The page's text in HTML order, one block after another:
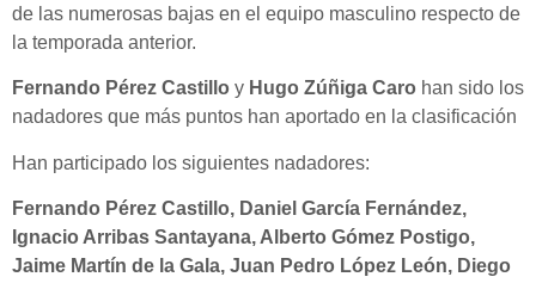
de las numerosas bajas en el equipo masculino respecto de
la temporada anterior.
Fernando Pérez Castillo y Hugo Zúñiga Caro han sido los
nadadores que más puntos han aportado en la clasificación
Han participado los siguientes nadadores:
Fernando Pérez Castillo, Daniel García Fernández,
Ignacio Arribas Santayana, Alberto Gómez Postigo,
Jaime Martín de la Gala, Juan Pedro López León, Diego